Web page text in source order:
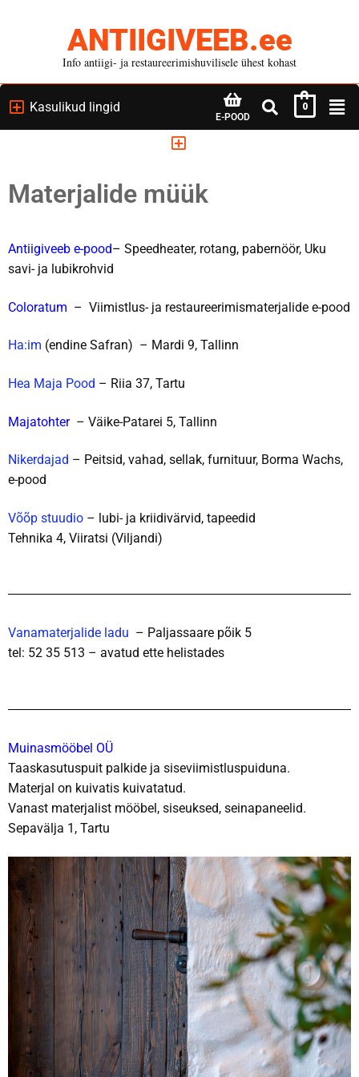
ANTIIGIVEEB.ee
Info antiigi- ja restaureerimishuvilisele ühest kohast
Kasulikud lingid
E-POOD
0
Materjalide müük
Antiigiveeb e-pood– Speedheater, rotang, pabernöör, Uku
savi- ja lubikrohvid
Coloratum – Viimistlus- ja restaureerimismaterjalide e-pood
Ha:im (endine Safran) – Mardi 9, Tallinn
Hea Maja Pood – Riia 37, Tartu
Majatohter– Väike-Patarei 5, Tallinn
Nikerdajad – Peitsid, vahad, sellak, furnituur, Borma Wachs,
e-pood
Võõp stuudio – lubi- ja kriidivärvid, tapeedid
Tehnika 4, Viiratsi (Viljandi)
Vanamaterjalide ladu – Paljassaare põik 5
tel: 52 35 513 – avatud ette helistades
Muinasmööbel OÜ
Taaskasutuspuit palkide ja siseviimistluspuiduna.
Materjal on kuivatis kuivatatud.
Vanast materjalist mööbel, siseuksed, seinapaneelid.
Sepavälja 1, Tartu